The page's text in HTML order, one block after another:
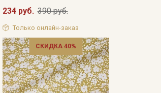
234 руб. 390 руб.
Только онлайн-заказ
СКИДКА 40%